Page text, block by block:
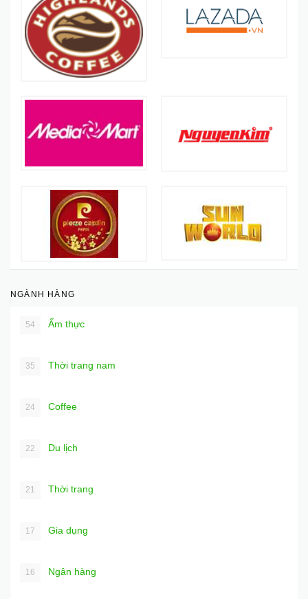
NGÀNH HÀNG
54 Ẩm thực
35 Thời trang nam
24 Coffee
22 Du lịch
21 Thời trang
17 Gia dụng
16 Ngân hàng